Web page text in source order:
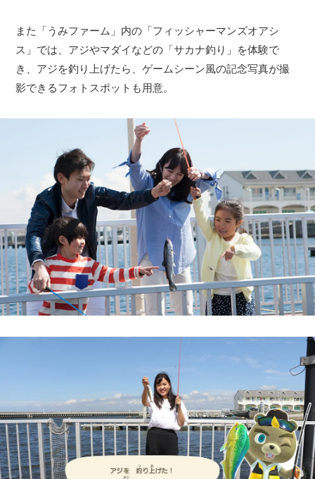
また「うみファーム」内の「フィッシャーマンズオアシ
ス」では、アジやマダイなどの「サカナ釣り」を体験で
き、アジを釣り上げたら、ゲームシーン風の記念写真が撮
影できるフォトスポットも用意。